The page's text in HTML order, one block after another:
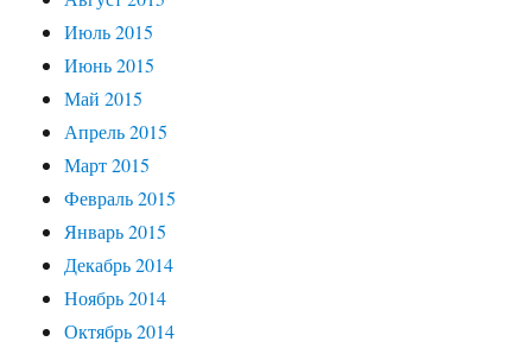
Июль 2015
Июнь 2015
Май 2015
Апрель 2015
Март 2015
Февраль 2015
Январь 2015
Декабрь 2014
Ноябрь 2014
Октябрь 2014